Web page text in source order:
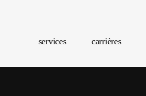
services carrières